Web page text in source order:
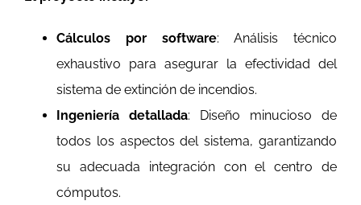
Cálculos por software: Análisis técnico
exhaustivo para asegurar la efectividad del
sistema de extinción de incendios.
Ingeniería detallada: Diseño minucioso de
todos los aspectos del sistema, garantizando
su adecuada integración con el centro de
cómputos.